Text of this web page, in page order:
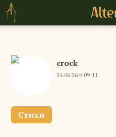
crock
24.06.26 в 09:11
Стихи